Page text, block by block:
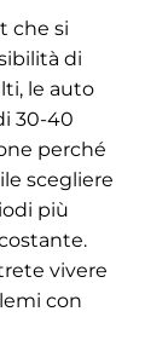
che si
di
le auto
30-40
perché
scegliere
più
vivere
con